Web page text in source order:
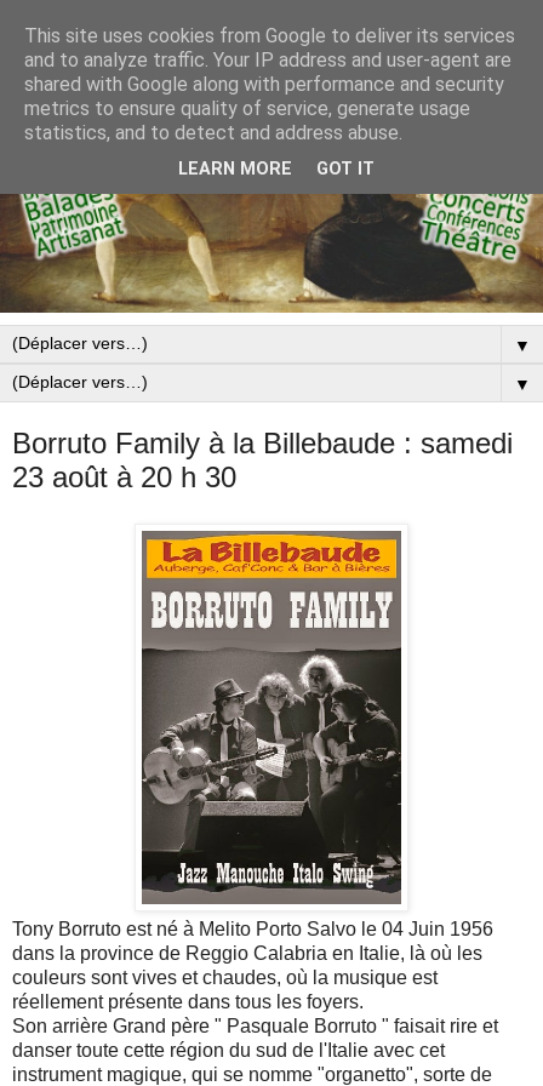
▼
▼
Borruto Family à la Billebaude : samedi
23 août à 20 h 30
Tony Borruto est né à Melito Porto Salvo le 04 Juin 1956
dans la province de Reggio Calabria en Italie, là où les
couleurs sont vives et chaudes, où la musique est
réellement présente dans tous les foyers.
Son arrière Grand père " Pasquale Borruto " faisait rire et
danser toute cette région du sud de l'Italie avec cet
instrument magique, qui se nomme "organetto", sorte de
This site uses cookies from Google to deliver its services
and to analyze traffic. Your IP address and user-agent are
shared with Google along with performance and security
metrics to ensure quality of service, generate usage
statistics, and to detect and address abuse.
LEARN MORE GOT IT